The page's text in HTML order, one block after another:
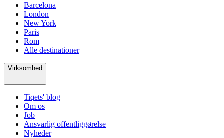
Barcelona
London
New York
Paris
Rom
Alle destinationer
Virksomhed
Tiqets' blog
Om os
Job
Ansvarlig offentliggørelse
Nyheder